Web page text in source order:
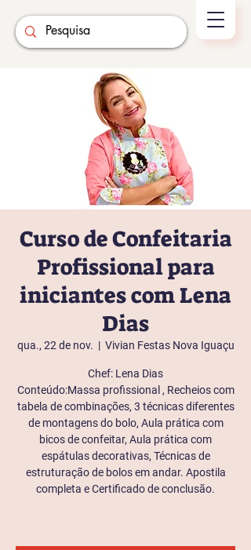
Curso de Confeitaria
Profissional para
iniciantes com Lena
Dias
qua., 22 de nov.
  |
Vivian Festas Nova Iguaçu
Chef: Lena Dias
Conteúdo:Massa profissional , Recheios com
tabela de combinações, 3 técnicas diferentes
de montagens do bolo, Aula prática com
bicos de confeitar, Aula prática com
espátulas decorativas, Técnicas de
estruturação de bolos em andar. Apostila
completa e Certificado de conclusão.